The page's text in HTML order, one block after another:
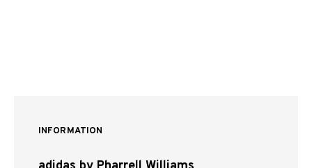
INFORMATION